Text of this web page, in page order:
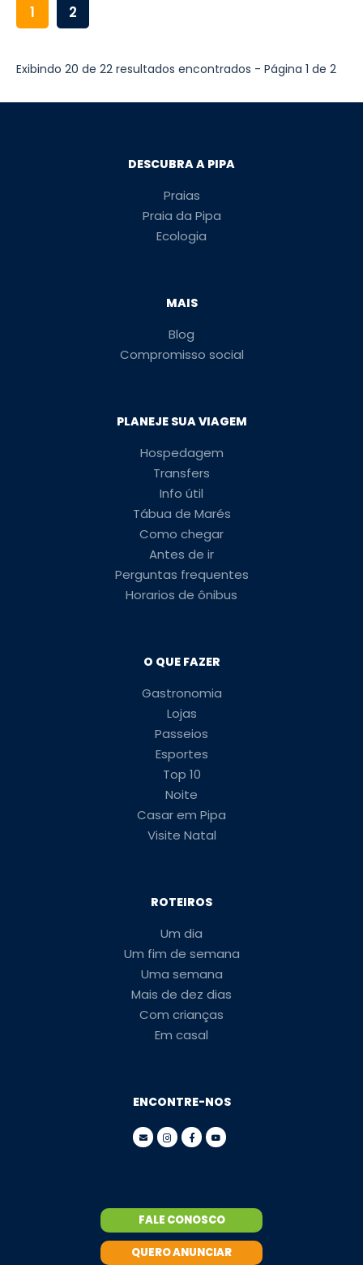
1 2
Exibindo 20 de 22 resultados encontrados - Página 1 de 2
DESCUBRA A PIPA
Praias
Praia da Pipa
Ecologia
MAIS
Blog
Compromisso social
PLANEJE SUA VIAGEM
Hospedagem
Transfers
Info útil
Tábua de Marés
Como chegar
Antes de ir
Perguntas frequentes
Horarios de ônibus
O QUE FAZER
Gastronomia
Lojas
Passeios
Esportes
Top 10
Noite
Casar em Pipa
Visite Natal
ROTEIROS
Um dia
Um fim de semana
Uma semana
Mais de dez dias
Com crianças
Em casal
ENCONTRE-NOS
FALE CONOSCO
QUERO ANUNCIAR